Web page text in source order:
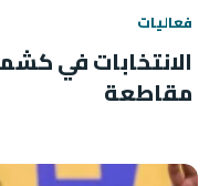
فعاليات
الانتخابات في
مقاطعة